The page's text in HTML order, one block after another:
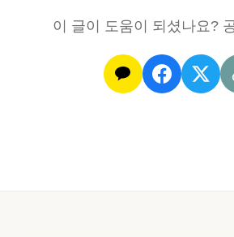
이 글이 도움이 되셨나요?